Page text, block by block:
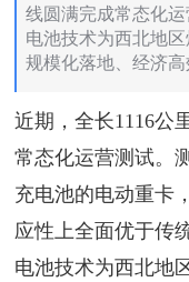
线圆满完成常态化
电池技术为西北地
规模化落地、经济高
近期，全长1116公
常态化运营测试。
充电池的电动重卡
应性上全面优于传
电池技术为西北地